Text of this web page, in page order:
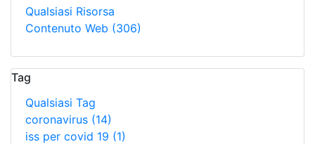
Qualsiasi Risorsa
Contenuto Web (306)
Tag
Qualsiasi Tag
coronavirus (14)
iss per covid 19 (1)